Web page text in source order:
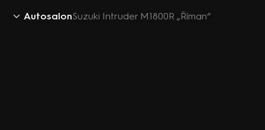
AutosalonSuzuki Intruder M1800R „Říman“